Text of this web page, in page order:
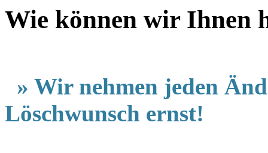
Wie können wir Ihnen
» Wir nehmen jeden
Löschwunsch ernst!